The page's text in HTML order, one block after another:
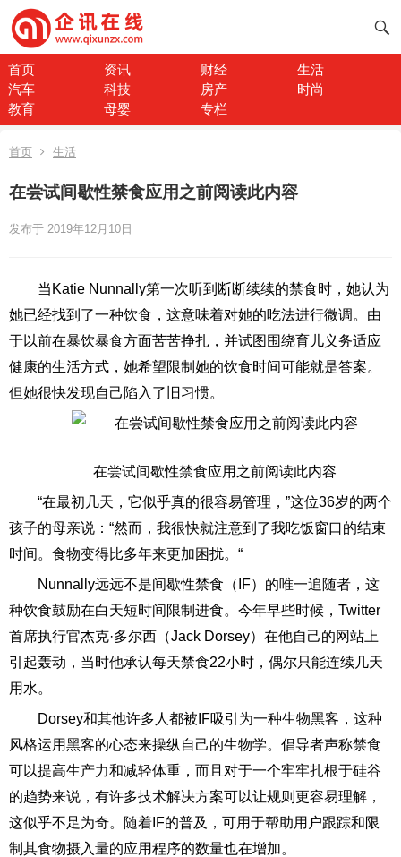
首页 资讯 财经
生活
汽车
科技 房产
时尚
教育
母婴 专栏
首页 生活
在尝试间歇性禁食应用之前阅读此内容
发布于 2019年12月10日
当Katie Nunnally第一次听到断断续续的禁食时，她认为
她已经找到了一种饮食，这意味着对她的吃法进行微调。由
于以前在暴饮暴食方面苦苦挣扎，并试图围绕育儿义务适应
健康的生活方式，她希望限制她的饮食时间可能就是答案。
但她很快发现自己陷入了旧习惯。
在尝试间歇性禁食应用之前阅读此内容
“在最初几天，它似乎真的很容易管理，”这位36岁的两个
孩子的母亲说：“然而，我很快就注意到了我吃饭窗口的结束
时间。食物变得比多年来更加困扰。“
Nunnally远远不是间歇性禁食（IF）的唯一追随者，这
种饮食鼓励在白天短时间限制进食。今年早些时候，Twitter
首席执行官杰克·多尔西（Jack Dorsey）在他自己的网站上
引起轰动，当时他承认每天禁食22小时，偶尔只能连续几天
用水。
Dorsey和其他许多人都被IF吸引为一种生物黑客，这种
风格运用黑客的心态来操纵自己的生物学。倡导者声称禁食
可以提高生产力和减轻体重，而且对于一个牢牢扎根于硅谷
的趋势来说，有许多技术解决方案可以让规则更容易理解，
这似乎不足为奇。随着IF的普及，可用于帮助用户跟踪和限
制其食物摄入量的应用程序的数量也在增加。